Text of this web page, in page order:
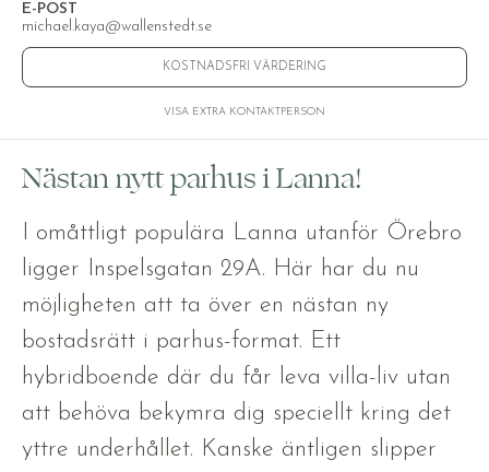
E-POST
michael.kaya@wallenstedt.se
KOSTNADSFRI VÄRDERING
VISA EXTRA KONTAKTPERSON
Nästan nytt parhus i Lanna!
I omåttligt populära Lanna utanför Örebro
ligger Inspelsgatan 29A. Här har du nu
möjligheten att ta över en nästan ny
bostadsrätt i parhus-format. Ett
hybridboende där du får leva villa-liv utan
att behöva bekymra dig speciellt kring det
yttre underhållet. Kanske äntligen slipper